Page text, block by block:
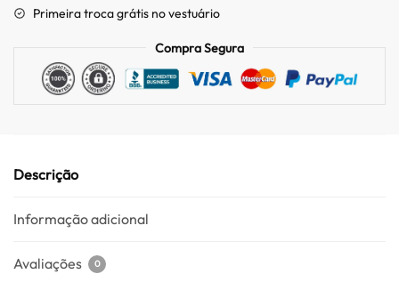
Primeira troca grátis no vestuário
Compra Segura
Descrição
Informação adicional
Avaliações 0